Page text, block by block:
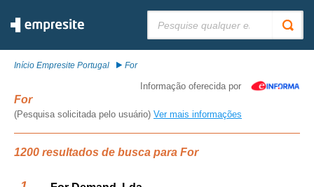
Início Empresite Portugal For
Informação oferecida por
For
(Pesquisa solicitada pelo usuário) Ver mais informações
1200 resultados de busca para For